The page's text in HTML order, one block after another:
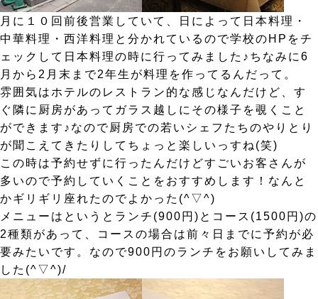
月に１０回前後営業していて、日によって日本料理・
中華料理・西洋料理と分かれているので学校のHPをチ
ェックして日本料理の時に行ってみました♪ちなみに6
月から2月末まで2年生が料理を作ってるんだって。
雰囲気はホテルのレストラン的な感じなんだけど、す
ぐ隣に厨房があってガラス越しにその様子を覗くこと
ができます♪なので厨房での若いシェフたちのやりとり
が聞こえてきたりしてちょっと楽しいっすね(笑)
この時は予約せずに行ったんだけどすごいお客さんが
多いので予約していくことをおすすめします！なんと
かギリギリ座れたのでよかった(^▽^)
メニューはというとランチ(900円)とコース(1500円)の
2種類があって、コースの場合は前々日までに予約が必
要みたいです。なので900円のランチをお願いしてみま
した(^▽^)/